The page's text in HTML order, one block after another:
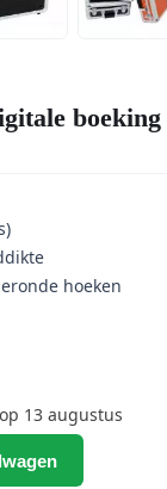
boeking
hoeken
13 augustus